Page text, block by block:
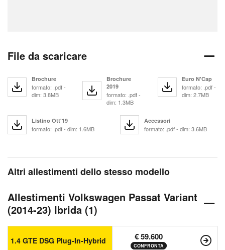
File da scaricare
Brochure
formato: .pdf -
dim: 3.8MB
Brochure
2019
formato: .pdf -
dim: 1.3MB
Euro N'Cap
formato: .pdf -
dim: 2.7MB
Listino Ott'19
formato: .pdf - dim: 1.6MB
Accessori
formato: .pdf - dim: 3.6MB
Altri allestimenti dello stesso modello
Allestimenti Volkswagen Passat Variant
(2014-23) Ibrida (1)
1.4 GTE DSG Plug-In-Hybrid € 59.600
CONFRONTA